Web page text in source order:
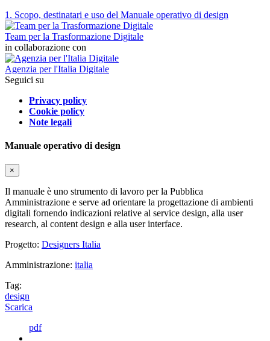
1. Scopo, destinatari e uso del Manuale operativo di design
Team per la Trasformazione Digitale
in collaborazione con
Agenzia per l'Italia Digitale
Seguici su
Privacy policy
Cookie policy
Note legali
Manuale operativo di design
×
Il manuale è uno strumento di lavoro per la Pubblica
Amministrazione e serve ad orientare la progettazione di ambienti
digitali fornendo indicazioni relative al service design, alla user
research, al content design e alla user interface.
Progetto: Designers Italia
Amministrazione: italia
Tag:
design
Scarica
pdf